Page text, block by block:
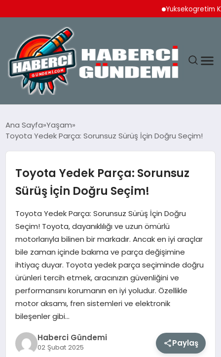
Yuksekogretim
YAŞAM
SPOR
EKONOMI
DÜNYA
MAGAZIN
EĞITIM
SAĞLIK
TEKNOLOJI
Ana Sayfa Yaşam
Toyota Yedek Parça: Sorunsuz Sürüş İçin Doğru Seçim!
Toyota Yedek Parça: Sorunsuz
Sürüş İçin Doğru Seçim!
Toyota Yedek Parça: Sorunsuz Sürüş İçin Doğru
Seçim! Toyota, dayanıklılığı ve uzun ömürlü
motorlarıyla bilinen bir markadır. Ancak en iyi araçlar
bile zaman içinde bakıma ve parça değişimine
ihtiyaç duyar. Toyota yedek parça seçiminde doğru
ürünleri tercih etmek, aracınızın güvenliğini ve
performansını korumanın en iyi yoludur. Özellikle
motor aksamı, fren sistemleri ve elektronik
bileşenler gibi…
Haberci Gündemi
02 Şubat 2025 Paylaş